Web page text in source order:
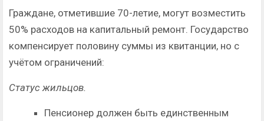
Граждане, отметившие 70-летие, могут возместить
50% расходов на капитальный ремонт. Государство
компенсирует половину суммы из квитанции, но с
учётом ограничений:
Статус жильцов.
Пенсионер должен быть единственным